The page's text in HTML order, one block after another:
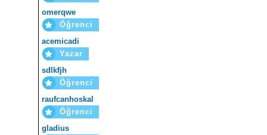
omerqwe
Öğrenci
acemicadi
Yazar
sdlkfjh
Öğrenci
raufcanhoskal
Öğrenci
gladius